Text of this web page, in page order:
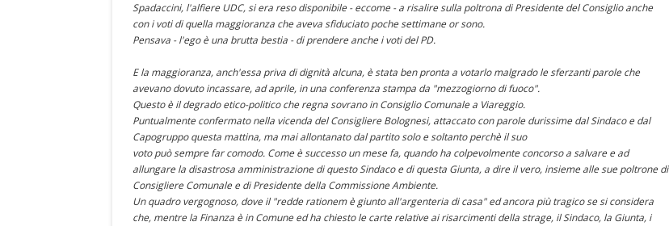
Spadaccini, l'alfiere UDC, si era reso disponibile - eccome - a risalire sulla poltrona di Presidente del Consiglio anche
con i voti di quella maggioranza che aveva sfiduciato poche settimane or sono.
Pensava - l'ego è una brutta bestia - di prendere anche i voti del PD.
E la maggioranza, anch'essa priva di dignità alcuna, è stata ben pronta a votarlo malgrado le sferzanti parole che
avevano dovuto incassare, ad aprile, in una conferenza stampa da "mezzogiorno di fuoco".
Questo è il degrado etico-politico che regna sovrano in Consiglio Comunale a Viareggio.
Puntualmente confermato nella vicenda del Consigliere Bolognesi, attaccato con parole durissime dal Sindaco e dal
Capogruppo questa mattina, ma mai allontanato dal partito solo e soltanto perchè il suo
voto può sempre far comodo. Come è successo un mese fa, quando ha colpevolmente concorso a salvare e ad
allungare la disastrosa amministrazione di questo Sindaco e di questa Giunta, a dire il vero, insieme alle sue poltrone di
Consigliere Comunale e di Presidente della Commissione Ambiente.
Un quadro vergognoso, dove il "redde rationem è giunto all'argenteria di casa" ed ancora più tragico se si considera
che, mentre la Finanza è in Comune ed ha chiesto le carte relative ai risarcimenti della strage, il Sindaco, la Giunta, i